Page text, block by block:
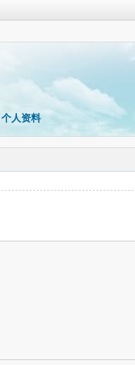
个人资料